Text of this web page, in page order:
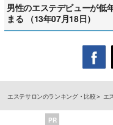
男性のエステデビューが
まる （13年07月18日）
エステサロンのランキング・比較 エ
PR